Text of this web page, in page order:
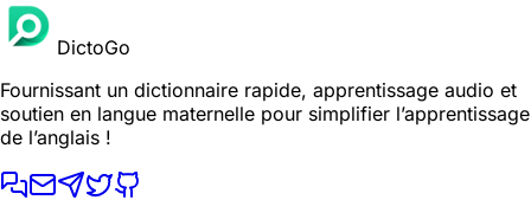
DictoGo
Fournissant un dictionnaire rapide, apprentissage audio et
soutien en langue maternelle pour simplifier l’apprentissage
de l’anglais !